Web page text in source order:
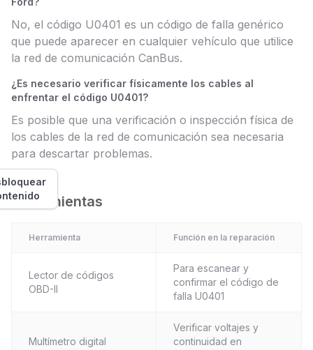
No, el código U0401 es un código de falla genérico
que puede aparecer en cualquier vehículo que utilice
la red de comunicación CanBus.
¿Es necesario verificar físicamente los cables al
enfrentar el código U0401?
Es posible que una verificación o inspección física de
los cables de la red de comunicación sea necesaria
para descartar problemas.
Herramientas
Herramienta Función en la reparación
Lector de códigos
OBD-II
Para escanear y
confirmar el código de
falla U0401
Multímetro digital
Verificar voltajes y
continuidad en